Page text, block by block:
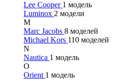
Lee Cooper 1 модель
Luminox 2 модели
M
Marc Jacobs 8 моделей
Michael Kors 110 моделей
N
Nautica 1 модель
O
Orient 1 модель